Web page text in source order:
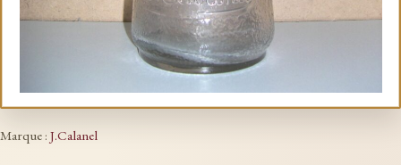
Marque : J.Calanel